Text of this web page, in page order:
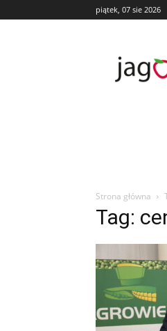
piątek, 07 sie 2026
Strona główna
Tag: